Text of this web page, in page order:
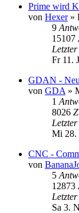
Prime wird
von Hexer»
9
15107
Fr 11.
GDAN -
von GDA »
1
8026
Mi 28.
CNC -
von
5
12873
Sa 3.